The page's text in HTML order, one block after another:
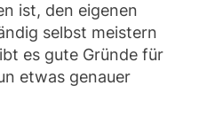
ist, den eigenen
selbst meistern
es gute Gründe für
etwas genauer